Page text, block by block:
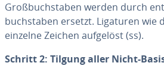
Groß­buch­sta­ben werden durch
buch­sta­ben ersetzt. Ligaturen wie
einzelne Zeichen aufgelöst (ss).
Schritt 2: Tilgung aller Nicht-